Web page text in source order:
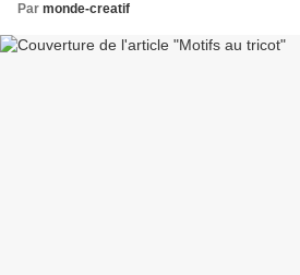
Par monde-creatif